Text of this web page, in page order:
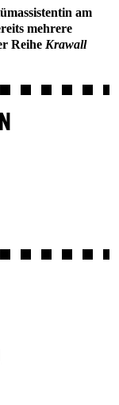
am
mehrere
Reihe Krawall